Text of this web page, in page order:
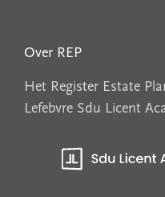
Over REP
Het Register Estate
Lefebvre Sdu Licent